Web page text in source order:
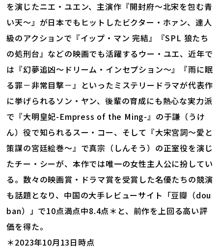
を演じたニエ・ユエン、主演作『開封府～北宋を包む青
い天～』が日本でもヒットしたビクター・ホァン、達人
級のアクションで『イップ・マン 完結』『SPL 狼たち
の処刑台』などの映画でも活躍するウー・ユエ、近年で
は『幻夢追凶～ドリーム・インセプション～』『雨に眠
る罪－非常目撃－』といったミステリードラマが代表作
に挙げられるソン・ヤン、後輩の育成にも熱心な実力派
で『大明皇妃-Empress of the Ming-』の于謙（うけ
ん）役で知られるスー・コー、そして『大宋宮詞～愛と
策謀の宮廷絵巻～』で真宗（しんそう）の正室役を演じ
たチー・シーが、本作では唯一の女性主人公に扮してい
る。数々の映画賞・ドラマ賞を受賞した名優たちの競演
も話題となり、中国の大手レビューサイト「豆瓣（dou
ban）」で10点満点中8.4点＊と、前作を上回る高い評
価を得た。
＊2023年10月13日時点